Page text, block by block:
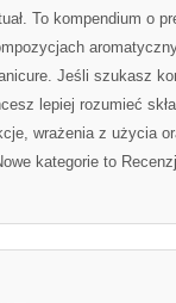
To kompendium o
Jeśli szukasz
lepiej rozumieć
wrażenia z użycia
kategorie to